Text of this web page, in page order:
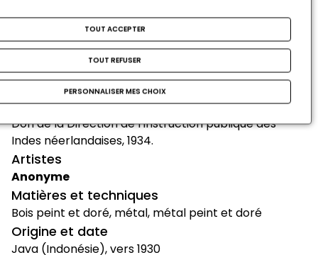
cultures indienne, chinoise et musulmane.
Ce modèle réduit s'inscrit dans un ensemble
d'environ 130 modèles réduits reproduisant des
véhicules principalement originaires de l'Asie du Sud-
Est, mais aussi d'Afrique et d'Océanie.
Don de la Direction de l'Instruction publique des
Indes néerlandaises, 1934.
Artistes
Anonyme
Matières et techniques
Bois peint et doré, métal, métal peint et doré
Origine et date
Java (Indonésie), vers 1930
TOUT ACCEPTER
TOUT REFUSER
PERSONNALISER MES CHOIX